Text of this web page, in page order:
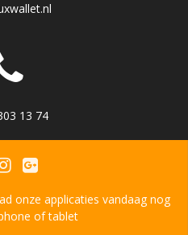
13 74
onze applicaties vandaag nog
of tablet